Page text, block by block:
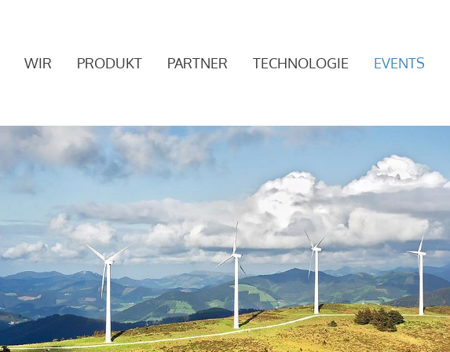
WIR PRODUKT PARTNER TECHNOLOGIE EVENTS